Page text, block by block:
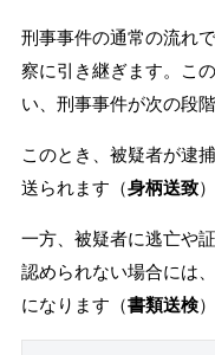
刑事事件の通常の流れ
察に引き継ぎます。こ
い、刑事事件が次の段
このとき、被疑者が逮
送られます（身柄送致）
一方、被疑者に逃亡や
認められない場合には
になります（書類送検）